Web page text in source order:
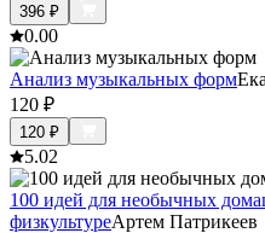
396 ₽
0.00
Анализ музыкальных форм
120 ₽
120 ₽
5.02
100 идей для необычных
физкультуреАртем Патрикеев